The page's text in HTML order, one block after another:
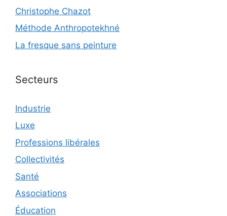
Christophe Chazot
Méthode Anthropotekhné
La fresque sans peinture
Secteurs
Industrie
Luxe
Professions libérales
Collectivités
Santé
Associations
Éducation